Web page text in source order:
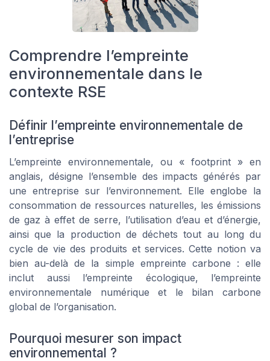
Comprendre l’empreinte
environnementale dans le
contexte RSE
Définir l’empreinte environnementale de
l’entreprise
L’empreinte environnementale, ou « footprint » en
anglais, désigne l’ensemble des impacts générés par
une entreprise sur l’environnement. Elle englobe la
consommation de ressources naturelles, les émissions
de gaz à effet de serre, l’utilisation d’eau et d’énergie,
ainsi que la production de déchets tout au long du
cycle de vie des produits et services. Cette notion va
bien au-delà de la simple empreinte carbone : elle
inclut aussi l’empreinte écologique, l’empreinte
environnementale numérique et le bilan carbone
global de l’organisation.
Pourquoi mesurer son impact
environnemental ?